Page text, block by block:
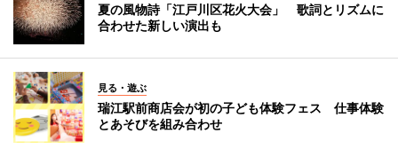
夏の風物詩「江戸川区花火大会」 歌詞とリズムに
合わせた新しい演出も
見る・遊ぶ
瑞江駅前商店会が初の子ども体験フェス 仕事体験
とあそびを組み合わせ